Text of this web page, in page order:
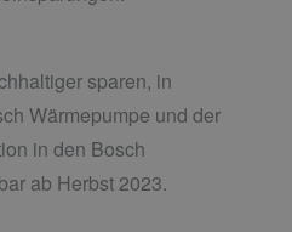
sparen, in
Wärmepumpe und der
in den Bosch
ab Herbst 2023.